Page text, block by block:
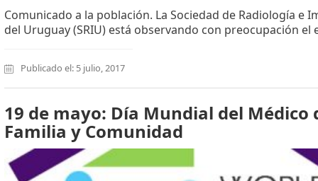
Comunicado a la población. La Sociedad de Radiología e
del Uruguay (SRIU) está observando con preocupación el
Publicado el: 5 julio, 2017
19 de mayo: Día Mundial del Médico
Familia y Comunidad